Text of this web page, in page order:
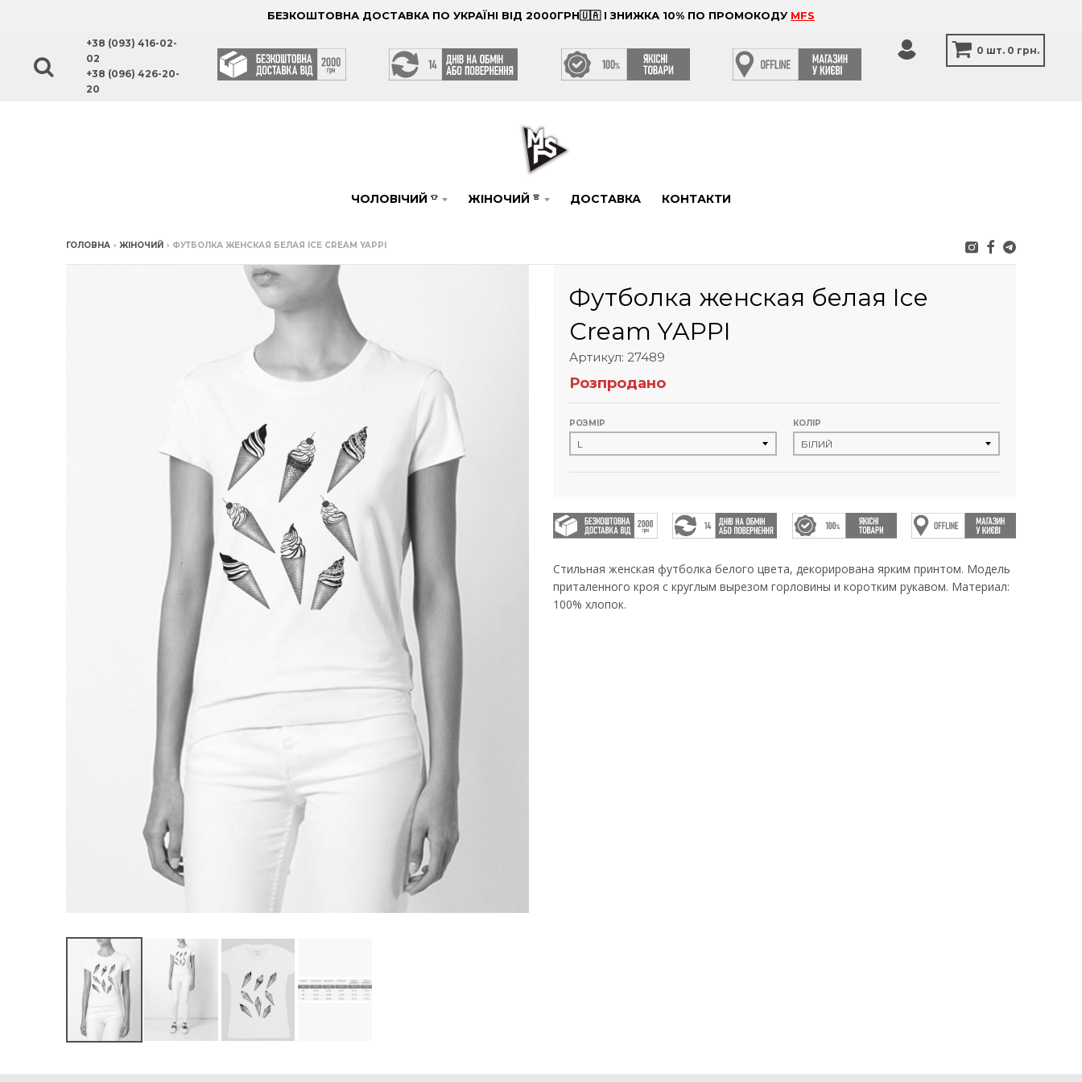
БЕЗКОШТОВНА ДОСТАВКА ПО УКРАЇНІ ВІД 2000ГРН🇺🇦 І ЗНИЖКА 10% ПО ПРОМОКОДУ MFS
+38 (093) 416-02-
02
+38 (096) 426-20-
20
0 шт. 0 грн.
ЧОЛОВІЧИЙ 👕 ЖІНОЧИЙ 👚 ДОСТАВКА КОНТАКТИ
ГОЛОВНА › ЖІНОЧИЙ › ФУТБОЛКА ЖЕНСКАЯ БЕЛАЯ ICE CREAM YAPPI
Футболка женская белая Ice
Cream YAPPI
Артикул: 27489
Розпродано
РОЗМІР КОЛІР
Стильная женская футболка белого цвета, декорирована ярким принтом. Модель
приталенного кроя с круглым вырезом горловины и коротким рукавом. Материал:
100% хлопок.